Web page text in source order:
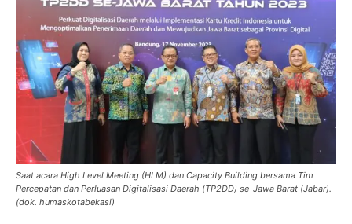
Saat acara High Level Meeting (HLM) dan Capacity Building bersama Tim
Percepatan dan Perluasan Digitalisasi Daerah (TP2DD) se-Jawa Barat (Jabar).
(dok. humaskotabekasi)